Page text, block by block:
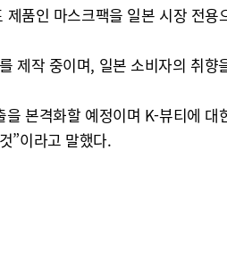
품인 마스크팩을 일본 시장 전용
제작 중이며, 일본 소비자의 취
본격화할 예정이며 K-뷰티에
”이라고 말했다.